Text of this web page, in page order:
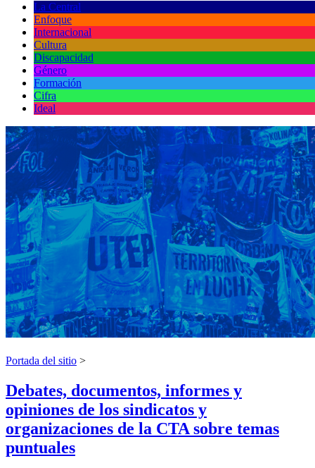
La Central
Enfoque
Internacional
Cultura
Discapacidad
Género
Formación
Cifra
Ideal
Portada del sitio >
Debates, documentos, informes y
opiniones de los sindicatos y
organizaciones de la CTA sobre temas
puntuales